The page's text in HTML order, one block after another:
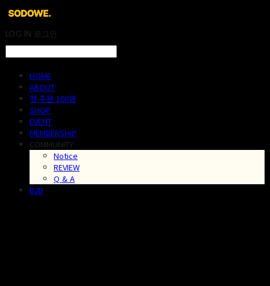
LOG IN 로그인
HOME
ABOUT
첫 주문 100원
SHOP
EVENT
MEMBERSHIP
COMMUNITY
Notice
REVIEW
Q & A
B2B